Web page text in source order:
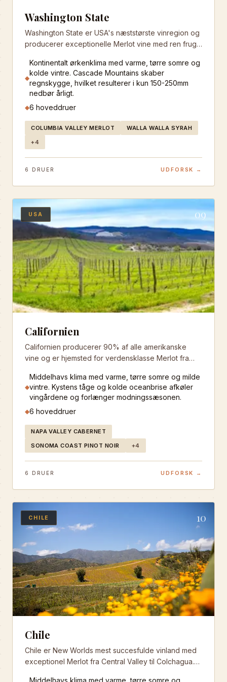
Washington State
Washington State er USA's næststørste vinregion og
producerer exceptionelle Merlot vine med ren frugt
hjerte, hvor kontinentalt klima og vulkansk jord
skaber ideelle forhold.
◆
Kontinentalt ørkenklima med varme, tørre somre og
kolde vintre. Cascade Mountains skaber
regnskygge, hvilket resulterer i kun 150-250mm
nedbør årligt.
◆6 hoveddruer
COLUMBIA VALLEY MERLOT
WALLA WALLA SYRAH
+4
6 DRUER UDFORSK →
USA 09
Californien
Californien producerer 90% af alle amerikanske
vine og er hjemsted for verdensklasse Merlot fra
mikroklima og terroir skaber vine fra elegant til
kraftfuld stil.
◆
Middelhavs klima med varme, tørre somre og milde
vintre. Kystens tåge og kolde oceanbrise afkøler
vingårdene og forlænger modningssæsonen.
◆6 hoveddruer
NAPA VALLEY CABERNET
SONOMA COAST PINOT NOIR
+4
6 DRUER UDFORSK →
CHILE 10
Chile
Chile er New Worlds mest succesfulde vinland med
exceptionel Merlot fra Central Valley til Colchagua.
Middelhavs klima med varme, tørre somre og